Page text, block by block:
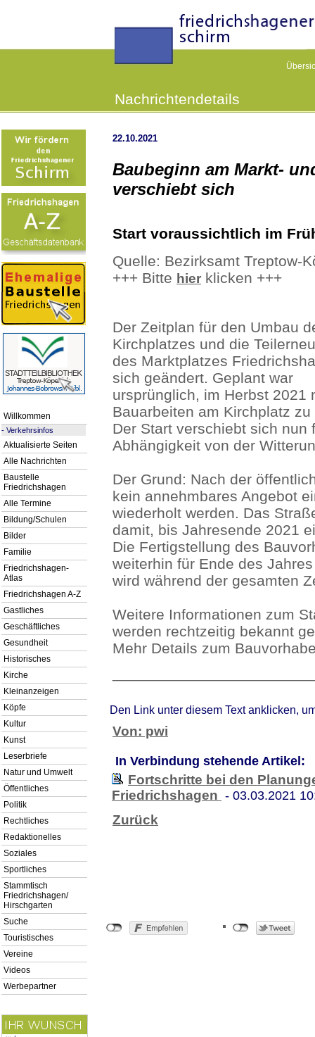
Nachrichtendetails
Willkommen
- Verkehrsinfos
Aktualisierte Seiten
Alle Nachrichten
Baustelle
Friedrichshagen
Alle Termine
Bildung/Schulen
Bilder
Familie
Friedrichshagen-
Atlas
Friedrichshagen A-Z
Gastliches
Geschäftliches
Gesundheit
Historisches
Kirche
Kleinanzeigen
Köpfe
Kultur
Kunst
Leserbriefe
Natur und Umwelt
Öffentliches
Politik
Rechtliches
Redaktionelles
Soziales
Sportliches
Stammtisch
Friedrichshagen/
Hirschgarten
Suche
Touristisches
Vereine
Videos
Werbepartner
22.10.2021
Baubeginn am Markt-
verschiebt sich
Start voraussichtlich im
Quelle: Bezirksamt Treptow-
+++ Bitte hier klicken +++
Der Zeitplan für den Umbau
Kirchplatzes und die
des Marktplatzes
sich geändert. Geplant war
ursprünglich, im Herbst 2021
Bauarbeiten am Kirchplatz
Der Start verschiebt sich nun
Abhängigkeit von der
Der Grund: Nach der
kein annehmbares Angebot
wiederholt werden. Das
damit, bis Jahresende 2021
Die Fertigstellung des
weiterhin für Ende des
wird während der gesamten
Weitere Informationen zum
werden rechtzeitig bekannt
Mehr Details zum
Den Link unter diesem Text anklicken,
Von: pwi
In Verbindung stehende Artikel:
Fortschritte bei den
Friedrichshagen - 03.03.2021
Zurück